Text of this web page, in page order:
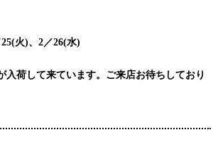
火)、2／26(水)
入荷して来ています。ご来店お待ちしており